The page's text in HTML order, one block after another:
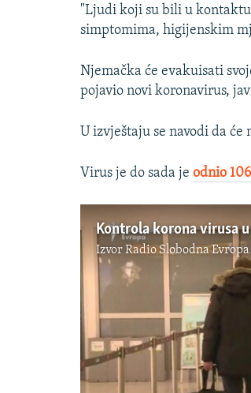
"Ljudi koji su bili u
simptomima, higijenskim
Njemačka će evakuisati
pojavio novi koronavirus,
U izvještaju se navodi da
Virus je do sada jeodnio
Kontrola korona virusa
IzvorRadio Slobodna Evropa